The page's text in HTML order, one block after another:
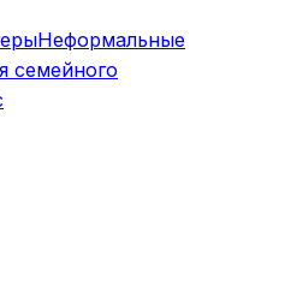
Неформальные
семейного